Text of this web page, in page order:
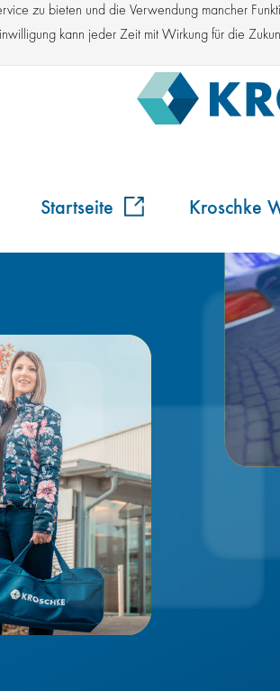
zu bieten und die Verwendung mancher
kann jeder Zeit mit Wirkung für die
Startseite Kroschke